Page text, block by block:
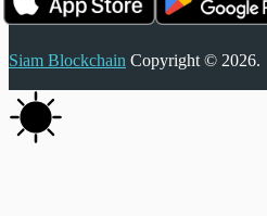
Siam Blockchain Copyright © 2026.